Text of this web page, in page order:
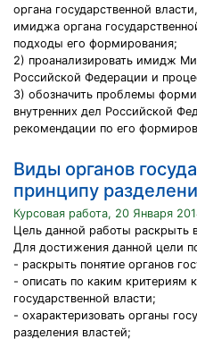
органа государственной
имиджа органа
подходы его формирования;
2) проанализировать имидж
Российской Федерации и
3) обозначить проблемы
внутренних дел Российской
рекомендации по его
Виды органов
принципу
Курсовая работа, 20 Января
Цель данной работы раскрыть
Для достижения данной цели
- раскрыть понятие органов
- описать по каким критериям
государственной власти;
- охарактеризовать органы
разделения властей;